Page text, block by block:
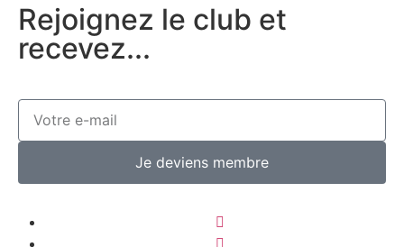
Rejoignez le club et
recevez...
Je deviens membre